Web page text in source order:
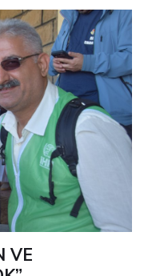
VE